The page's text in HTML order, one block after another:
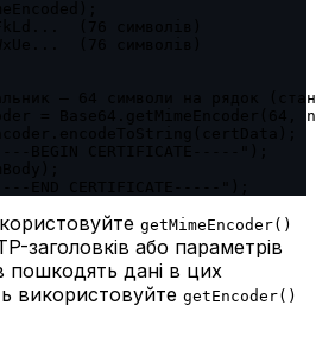
— 64 символи на рядок
=
getMimeEncoder()
заголовків або параметрів
пошкодять дані в цих
використовуйте getEncoder()